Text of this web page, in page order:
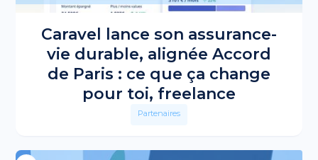
Caravel lance son assurance-
vie durable, alignée Accord
de Paris : ce que ça change
pour toi, freelance
Partenaires